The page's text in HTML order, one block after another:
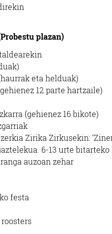
plazan)
eta helduak)
12 parte hartzaile)
(gehienez 16 bikote)
Zirika Zirkusekin:
6-13 urte
auzoan zehar
festa